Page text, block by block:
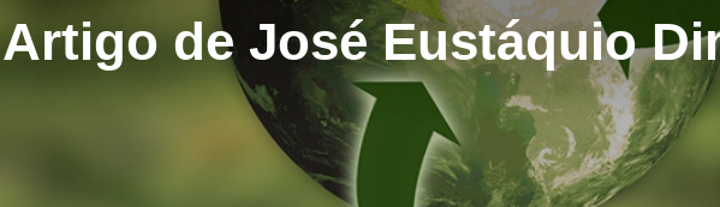
Artigo de José Eustáquio